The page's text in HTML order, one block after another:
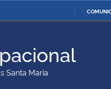
Ministério da Defesa
Ministério da Cidadania
Santa Maria